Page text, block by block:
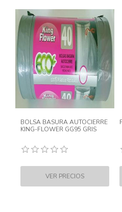
BOLSA BASURA AUTOCIERRE
KING-FLOWER GG95 GRIS